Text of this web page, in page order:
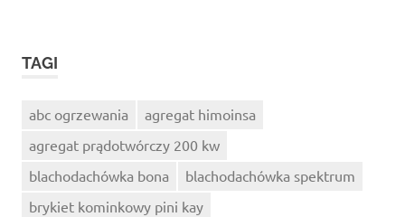
TAGI
abc ogrzewania
agregat himoinsa
agregat prądotwórczy 200 kw
blachodachówka bona
blachodachówka spektrum
brykiet kominkowy pini kay